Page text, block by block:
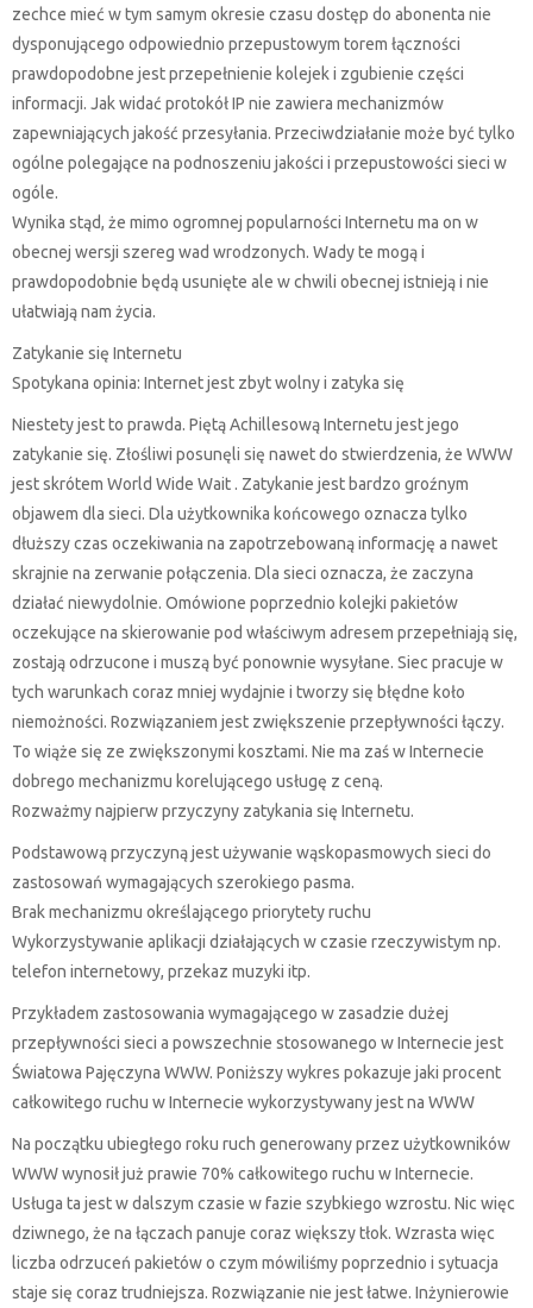
zechce mieć w tym samym okresie czasu dostęp do abonenta nie
dysponującego odpowiednio przepustowym torem łączności
prawdopodobne jest przepełnienie kolejek i zgubienie części
informacji. Jak widać protokół IP nie zawiera mechanizmów
zapewniających jakość przesyłania. Przeciwdziałanie może być tylko
ogólne polegające na podnoszeniu jakości i przepustowości sieci w
ogóle.
Wynika stąd, że mimo ogromnej popularności Internetu ma on w
obecnej wersji szereg wad wrodzonych. Wady te mogą i
prawdopodobnie będą usunięte ale w chwili obecnej istnieją i nie
ułatwiają nam życia.
Zatykanie się Internetu
Spotykana opinia: Internet jest zbyt wolny i zatyka się
Niestety jest to prawda. Piętą Achillesową Internetu jest jego
zatykanie się. Złośliwi posunęli się nawet do stwierdzenia, że WWW
jest skrótem World Wide Wait . Zatykanie jest bardzo groźnym
objawem dla sieci. Dla użytkownika końcowego oznacza tylko
dłuższy czas oczekiwania na zapotrzebowaną informację a nawet
skrajnie na zerwanie połączenia. Dla sieci oznacza, że zaczyna
działać niewydolnie. Omówione poprzednio kolejki pakietów
oczekujące na skierowanie pod właściwym adresem przepełniają się,
zostają odrzucone i muszą być ponownie wysyłane. Siec pracuje w
tych warunkach coraz mniej wydajnie i tworzy się błędne koło
niemożności. Rozwiązaniem jest zwiększenie przepływności łączy.
To wiąże się ze zwiększonymi kosztami. Nie ma zaś w Internecie
dobrego mechanizmu korelującego usługę z ceną.
Rozważmy najpierw przyczyny zatykania się Internetu.
Podstawową przyczyną jest używanie wąskopasmowych sieci do
zastosowań wymagających szerokiego pasma.
Brak mechanizmu określającego priorytety ruchu
Wykorzystywanie aplikacji działających w czasie rzeczywistym np.
telefon internetowy, przekaz muzyki itp.
Przykładem zastosowania wymagającego w zasadzie dużej
przepływności sieci a powszechnie stosowanego w Internecie jest
Światowa Pajęczyna WWW. Poniższy wykres pokazuje jaki procent
całkowitego ruchu w Internecie wykorzystywany jest na WWW
Na początku ubiegłego roku ruch generowany przez użytkowników
WWW wynosił już prawie 70% całkowitego ruchu w Internecie.
Usługa ta jest w dalszym czasie w fazie szybkiego wzrostu. Nic więc
dziwnego, że na łączach panuje coraz większy tłok. Wzrasta więc
liczba odrzuceń pakietów o czym mówiliśmy poprzednio i sytuacja
staje się coraz trudniejsza. Rozwiązanie nie jest łatwe. Inżynierowie